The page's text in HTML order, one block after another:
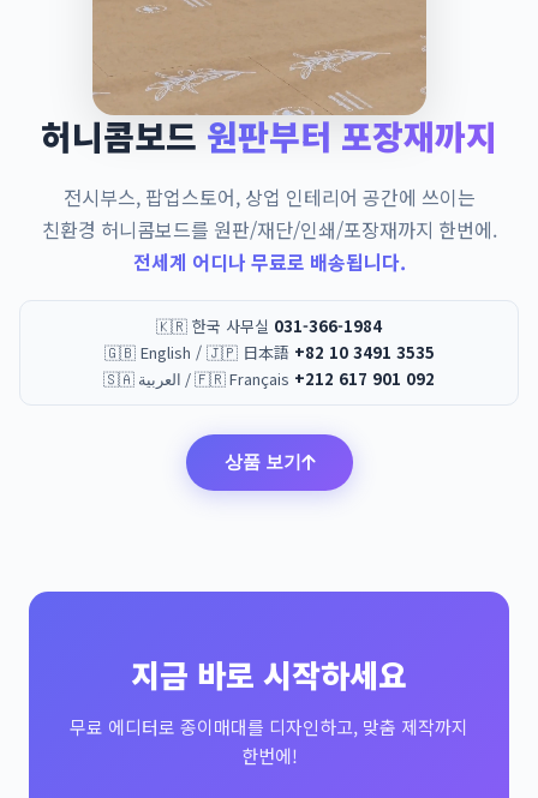
허니콤보드 원판부터 포장재까지
전시부스, 팝업스토어, 상업 인테리어 공간에 쓰이는
친환경 허니콤보드를 원판/재단/인쇄/포장재까지 한번에.
전세계 어디나 무료로 배송됩니다.
🇰🇷 한국 사무실 031-366-1984
🇬🇧 English / 🇯🇵 日本語 +82 10 3491 3535
🇸🇦 العربية / 🇫🇷 Français +212 617 901 092
상품 보기
지금 바로 시작하세요
무료 에디터로 종이매대를 디자인하고, 맞춤 제작까지
한번에!